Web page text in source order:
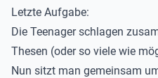
Letzte Aufgabe:
Die Teenager schlagen
Thesen (oder so viele wie
Nun sitzt man gemeinsam